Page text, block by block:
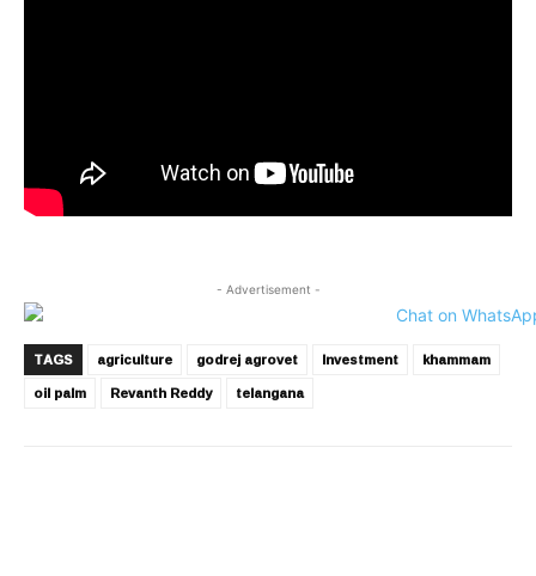
- Advertisement -
TAGS agriculture godrej agrovet Investment
khammam
oil palm
Revanth Reddy telangana